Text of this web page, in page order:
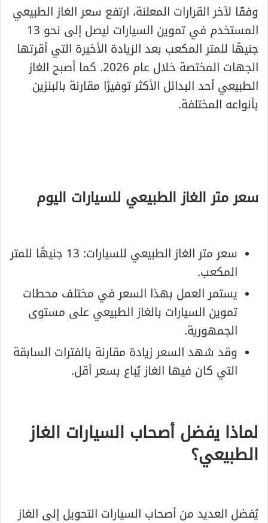
وفقًا لآخر القرارات المعلنة، ارتفع سعر الغاز الطبيعي
المستخدم في تموين السيارات ليصل إلى نحو 13
جنيهًا للمتر المكعب بعد الزيادة الأخيرة التي أقرتها
الجهات المختصة خلال عام 2026. كما أصبح الغاز
الطبيعي أحد البدائل الأكثر توفيرًا مقارنة بالبنزين
بأنواعه المختلفة.
سعر متر الغاز الطبيعي للسيارات اليوم
سعر متر الغاز الطبيعي للسيارات: 13 جنيهًا للمتر
المكعب.
يستمر العمل بهذا السعر في مختلف محطات
تموين السيارات بالغاز الطبيعي على مستوى
الجمهورية.
وقد شهد السعر زيادة مقارنة بالفترات السابقة
التي كان فيها الغاز يُباع بسعر أقل.
لماذا يفضل أصحاب السيارات الغاز
الطبيعي؟
يُفضل العديد من أصحاب السيارات التحويل إلى الغاز